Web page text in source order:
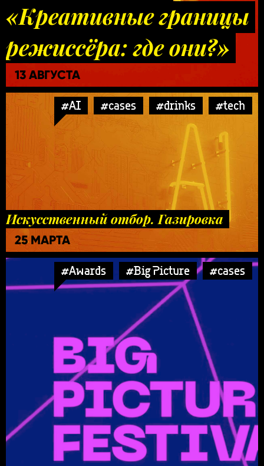
«Креативные границы
режиссёра: где они?»
13 АВГУСТА
#AI #cases #drinks #tech
Искусственный отбор. Газировка
25 МАРТА
#Awards #Big Picture #cases